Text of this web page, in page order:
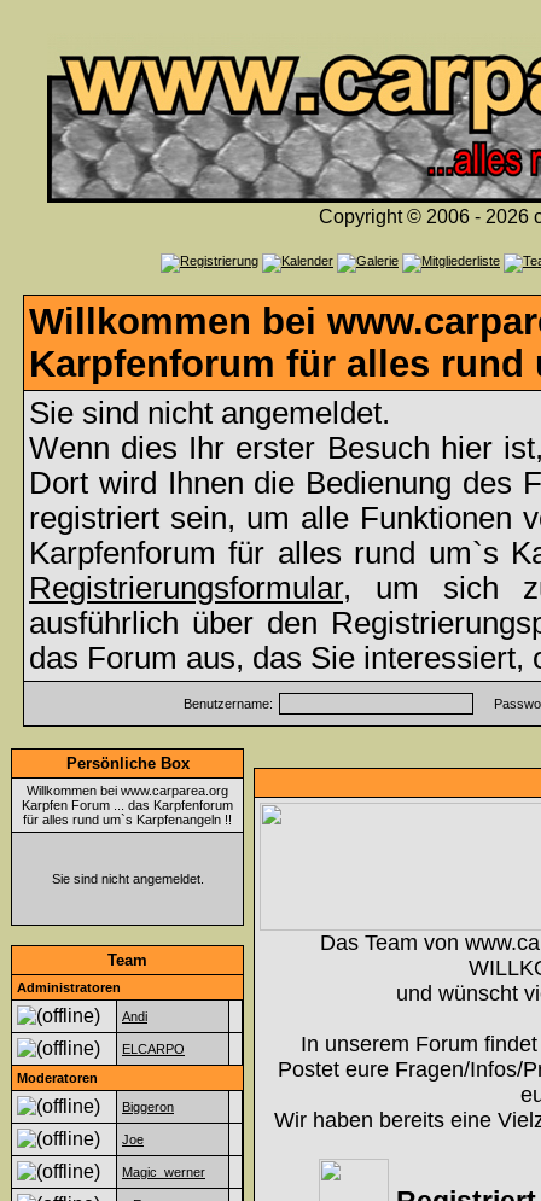
Copyright © 2006 - 2026
Willkommen bei
Karpfenforum für alles rund
Sie sind nicht angemeldet.
Wenn dies Ihr erster Besuch hier
Dort wird Ihnen die Bedienung des
registriert sein, um alle Funktionen
Karpfenforum für alles rund um`s
Registrierungsformular, um sich
ausführlich über den
das Forum aus, das Sie
Benutzername:
Persönliche Box
Willkommen bei www.carparea.org
Karpfen Forum ... das Karpfenforum
für alles rund um`s Karpfenangeln !!
Sie sind nicht angemeldet.
Team
Administratoren
Andi
ELCARPO
Moderatoren
Biggeron
Joe
Magic_werner
Das Team von
und wünscht
In unserem Forum
Postet eure Fragen/Infos/
Wir haben bereits eine